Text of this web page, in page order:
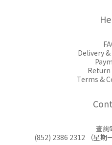
Delivery
Terms &
查詢
(852) 2386 2312 （星期